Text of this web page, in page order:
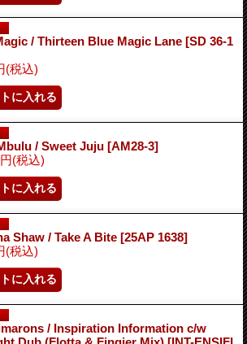
/ Thirteen Blue Magic Lane [SD 36-1
(税込)
/ Sweet Juju [AM28-3]
(税込)
Shaw / Take A Bite [25AP 1638]
(税込)
/ Inspiration Information c/w